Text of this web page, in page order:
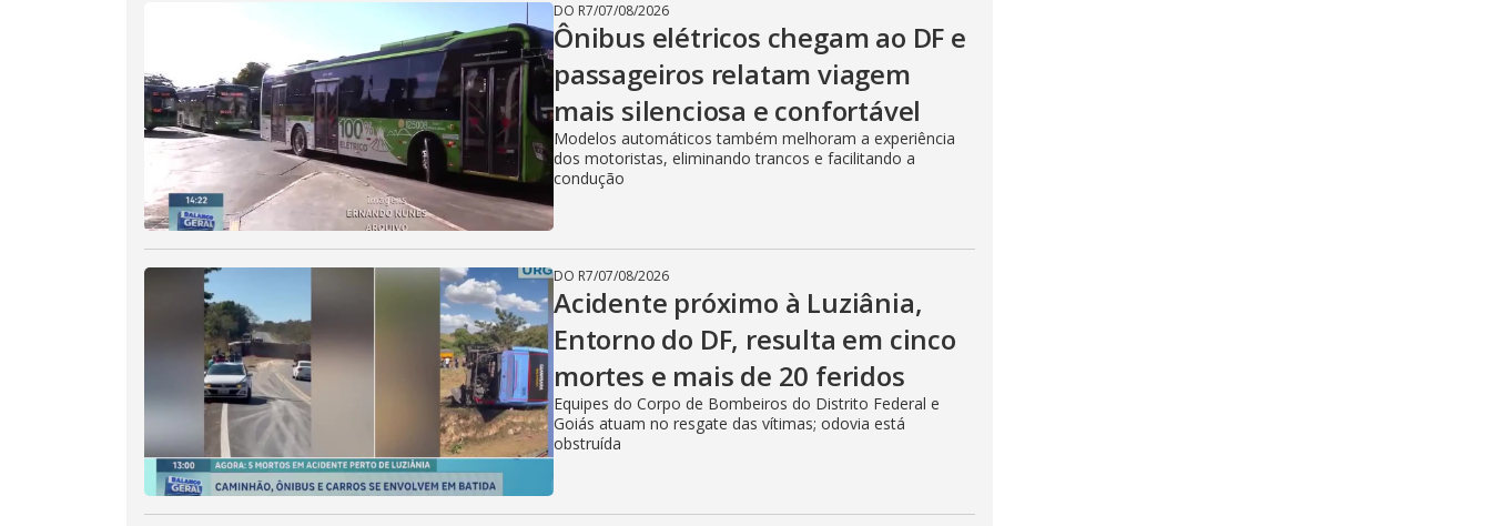
DO R7/07/08/2026
Ônibus elétricos chegam ao DF e
passageiros relatam viagem
mais silenciosa e confortável
Modelos automáticos também melhoram a experiência
dos motoristas, eliminando trancos e facilitando a
condução
DO R7/07/08/2026
Acidente próximo à Luziânia,
Entorno do DF, resulta em cinco
mortes e mais de 20 feridos
Equipes do Corpo de Bombeiros do Distrito Federal e
Goiás atuam no resgate das vítimas; odovia está
obstruída